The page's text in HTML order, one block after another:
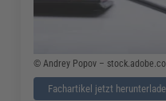
© Andrey Popov –
Fachartikel jetzt